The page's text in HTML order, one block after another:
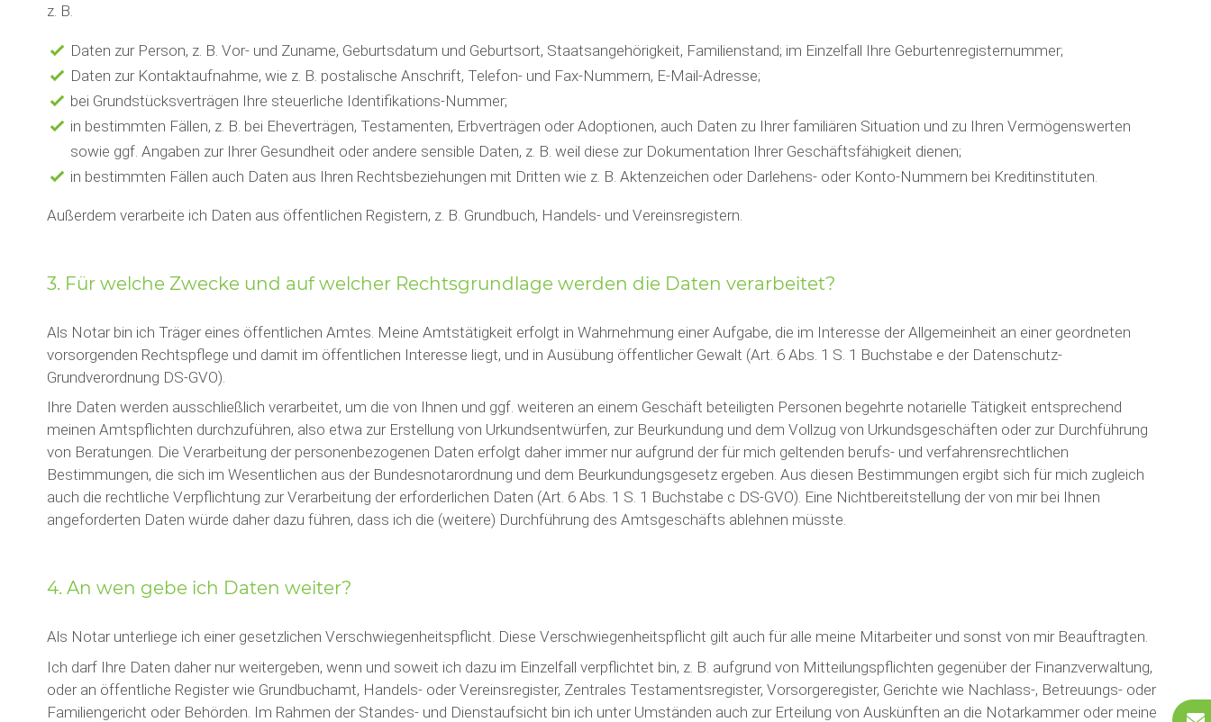
z. B.
Daten zur Person, z. B. Vor- und Zuname, Geburtsdatum und Geburtsort, Staatsangehörigkeit, Familienstand; im Einzelfall Ihre Geburtenregisternummer;
Daten zur Kontaktaufnahme, wie z. B. postalische Anschrift, Telefon- und Fax-Nummern, E-Mail-Adresse;
bei Grundstücksverträgen Ihre steuerliche Identifikations-Nummer;
in bestimmten Fällen, z. B. bei Eheverträgen, Testamenten, Erbverträgen oder Adoptionen, auch Daten zu Ihrer familiären Situation und zu Ihren Vermögenswerten
sowie ggf. Angaben zur Ihrer Gesundheit oder andere sensible Daten, z. B. weil diese zur Dokumentation Ihrer Geschäftsfähigkeit dienen;
in bestimmten Fällen auch Daten aus Ihren Rechtsbeziehungen mit Dritten wie z. B. Aktenzeichen oder Darlehens- oder Konto-Nummern bei Kreditinstituten.
Außerdem verarbeite ich Daten aus öffentlichen Registern, z. B. Grundbuch, Handels- und Vereinsregistern.
3. Für welche Zwecke und auf welcher Rechtsgrundlage werden die Daten verarbeitet?
Als Notar bin ich Träger eines öffentlichen Amtes. Meine Amtstätigkeit erfolgt in Wahrnehmung einer Aufgabe, die im Interesse der Allgemeinheit an einer geordneten
vorsorgenden Rechtspflege und damit im öffentlichen Interesse liegt, und in Ausübung öffentlicher Gewalt (Art. 6 Abs. 1 S. 1 Buchstabe e der Datenschutz-
Grundverordnung DS-GVO).
Ihre Daten werden ausschließlich verarbeitet, um die von Ihnen und ggf. weiteren an einem Geschäft beteiligten Personen begehrte notarielle Tätigkeit entsprechend
meinen Amtspflichten durchzuführen, also etwa zur Erstellung von Urkundsentwürfen, zur Beurkundung und dem Vollzug von Urkundsgeschäften oder zur Durchführung
von Beratungen. Die Verarbeitung der personenbezogenen Daten erfolgt daher immer nur aufgrund der für mich geltenden berufs- und verfahrensrechtlichen
Bestimmungen, die sich im Wesentlichen aus der Bundesnotarordnung und dem Beurkundungsgesetz ergeben. Aus diesen Bestimmungen ergibt sich für mich zugleich
auch die rechtliche Verpflichtung zur Verarbeitung der erforderlichen Daten (Art. 6 Abs. 1 S. 1 Buchstabe c DS-GVO). Eine Nichtbereitstellung der von mir bei Ihnen
angeforderten Daten würde daher dazu führen, dass ich die (weitere) Durchführung des Amtsgeschäfts ablehnen müsste.
4. An wen gebe ich Daten weiter?
Als Notar unterliege ich einer gesetzlichen Verschwiegenheitspflicht. Diese Verschwiegenheitspflicht gilt auch für alle meine Mitarbeiter und sonst von mir Beauftragten.
Ich darf Ihre Daten daher nur weitergeben, wenn und soweit ich dazu im Einzelfall verpflichtet bin, z. B. aufgrund von Mitteilungspflichten gegenüber der Finanzverwaltung,
oder an öffentliche Register wie Grundbuchamt, Handels- oder Vereinsregister, Zentrales Testamentsregister, Vorsorgeregister, Gerichte wie Nachlass-, Betreuungs- oder
Familiengericht oder Behörden. Im Rahmen der Standes- und Dienstaufsicht bin ich unter Umständen auch zur Erteilung von Auskünften an die Notarkammer oder meine